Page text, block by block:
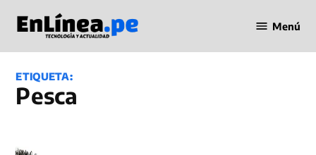
contenido
en Línea
Menú
ETIQUETA:
pesca